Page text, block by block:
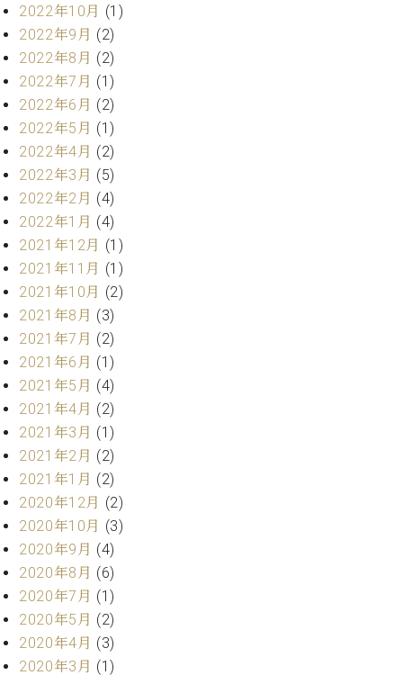
C.
ベ
ヒ
シ
ュ
タ
イ
ン
ア
カ
デ
ミ
ー
W.
ホ
フ
マ
ン
プ
ロ
フ
ェ
ッ
シ
ョ
ナ
ル
W.
ホ
フ
シ
ェ
ル
ュ
ア
ク
セ
ス
セン
ム東
京の
ご案
内
(PDF)
問
い
合
わ
せ
本
：
八
王
子
・
技
術
営
2022年10月 (1)
2022年9月 (2)
2022年8月 (2)
2022年7月 (1)
2022年6月 (2)
2022年5月 (1)
2022年4月 (2)
2022年3月 (5)
2022年2月 (4)
2022年1月 (4)
2021年12月 (1)
2021年11月 (1)
2021年10月 (2)
2021年8月 (3)
2021年7月 (2)
2021年6月 (1)
2021年5月 (4)
2021年4月 (2)
2021年3月 (1)
2021年2月 (2)
2021年1月 (2)
2020年12月 (2)
2020年10月 (3)
2020年9月 (4)
2020年8月 (6)
2020年7月 (1)
2020年5月 (2)
2020年4月 (3)
2020年3月 (1)